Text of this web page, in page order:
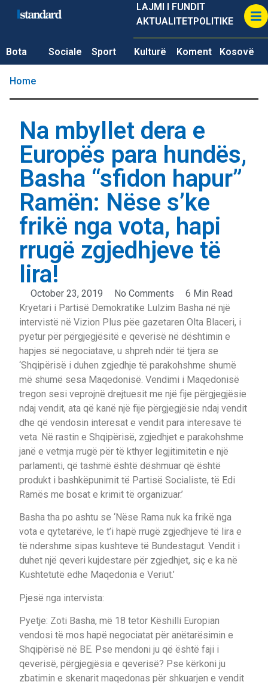
LAJMI I FUNDIT
AKTUALITETPOLITIKE
Bota Sociale Sport Kulturë Koment Kosovë
Home
Na mbyllet dera e
Europës para hundës,
Basha “sfidon hapur”
Ramën: Nëse s’ke
frikë nga vota, hapi
rrugë zgjedhjeve të
lira!
October 23, 2019 No Comments
6 Min Read
Kryetari i Partisë Demokratike Lulzim Basha në një
intervistë në Vizion Plus pëe gazetaren Olta Blaceri, i
pyetur për përgjegjësitë e qeverisë në dështimin e
hapjes së negociatave, u shpreh ndër të tjera se
‘Shqipërisë i duhen zgjedhje të parakohshme shumë
më shumë sesa Maqedonisë. Vendimi i Maqedonisë
tregon sesi veprojnë drejtuesit me një fije përgjegjësie
ndaj vendit, ata që kanë një fije përgjegjësie ndaj vendit
dhe që vendosin interesat e vendit para interesave të
veta. Në rastin e Shqipërisë, zgjedhjet e parakohshme
janë e vetmja rrugë për të kthyer legjitimitetin e një
parlamenti, që tashmë është dëshmuar që është
produkt i bashkëpunimit të Partisë Socialiste, të Edi
Ramës me bosat e krimit të organizuar.’
Basha tha po ashtu se ‘Nëse Rama nuk ka frikë nga
vota e qytetarëve, le t’i hapë rrugë zgjedhjeve të lira e
të ndershme sipas kushteve të Bundestagut. Vendit i
duhet një qeveri kujdestare për zgjedhjet, siç e ka në
Kushtetutë edhe Maqedonia e Veriut.’
Pjesë nga intervista:
Pyetje: Zoti Basha, më 18 tetor Këshilli Europian
vendosi të mos hapë negociatat për anëtarësimin e
Shqipërisë në BE. Pse mendoni ju që është faji i
qeverisë, përgjegjësia e qeverisë? Pse kërkoni ju
zbatimin e skenarit maqedonas për shkuarjen e vendit